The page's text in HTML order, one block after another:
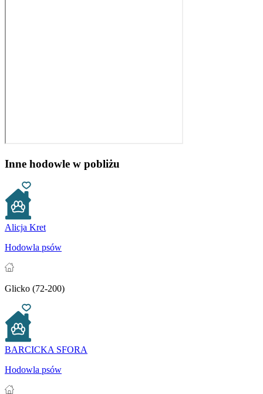
Inne hodowle w pobliżu
Alicja Kret
Hodowla psów
Glicko (72-200)
BARCICKA SFORA
Hodowla psów